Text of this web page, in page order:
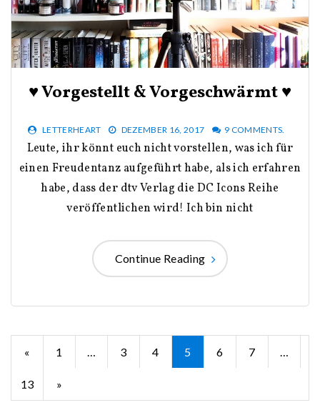
♥ Vorgestellt & Vorgeschwärmt ♥
LETTERHEART DEZEMBER 16, 2017 9 COMMENTS.
Leute, ihr könnt euch nicht vorstellen, was ich für
einen Freudentanz aufgeführt habe, als ich erfahren
habe, dass der dtv Verlag die DC Icons Reihe
veröffentlichen wird! Ich bin nicht
Continue Reading
Seitennummerierung
der
Beiträge
« 1 … 3 4 5 6 7 …
13 »